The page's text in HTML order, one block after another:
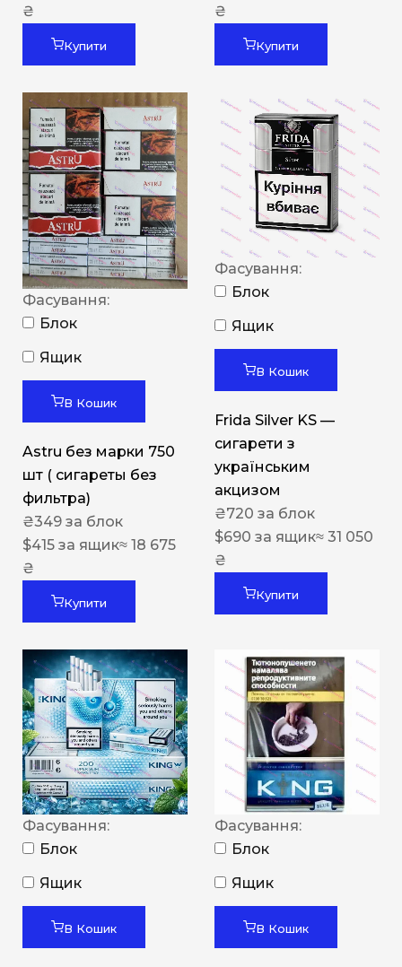
₴
Купити
₴
Купити
Фасування:
Блок
Ящик
В Кошик
Astru без марки 750
шт ( сигареты без
фильтра)
₴349 за блок
$415 за ящик≈ 18 675
₴
Купити
Фасування:
Блок
Ящик
В Кошик
Frida Silver KS —
сигарети з
українським
акцизом
₴720 за блок
$690 за ящик≈ 31 050
₴
Купити
Фасування:
Блок
Ящик
В Кошик
Фасування:
Блок
Ящик
В Кошик